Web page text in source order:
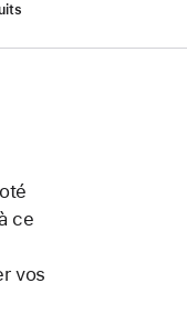
ce
vos